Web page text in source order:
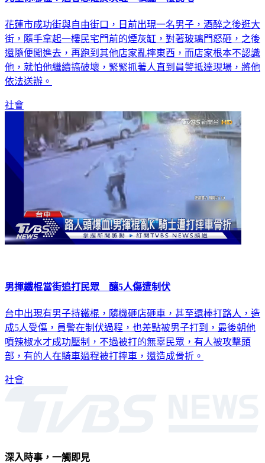
花蓮市成功街與自由街口，日前出現一名男子，酒醉之後逛大
街，隨手拿起一樓民宅門前的煙灰缸，對著玻璃門怒砸，之後
還隨便闖進去，再跑到其他店家亂摔東西，而店家根本不認識
他，就怕他繼續搞破壞，緊緊抓著人直到員警抵達現場，將他
依法送辦。
社會
男揮鐵棍當街追打民眾 釀5人傷遭制伏
台中出現有男子持鐵棍，隨機砸店砸車，甚至還棒打路人，造
成5人受傷，員警在制伏過程，也差點被男子打到，最後朝他
噴辣椒水才成功壓制，不過被打的無辜民眾，有人被攻擊頭
部，有的人在騎車過程被打摔車，還造成骨折。
社會
深入時事，一觸即見